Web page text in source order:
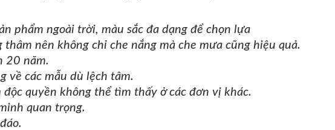
phẩm ngoài trời, màu sắc đa dạng để chọn lựa
thâm nên không chỉ che nắng mà che mưa cũng hiệu quả.
20 năm.
về các mẫu dù lệch tâm.
quyền không thể tìm thấy ở các đơn vị khác.
quan trọng.